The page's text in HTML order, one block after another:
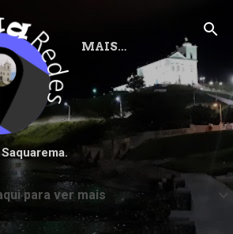
para o conteúdo principal
MAIS…
para ver mais